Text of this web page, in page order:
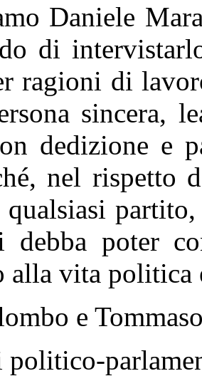
Daniele
di
ragioni di
sincera,
dedizione e
nel rispetto
debba poter
vita politica
e
politico-